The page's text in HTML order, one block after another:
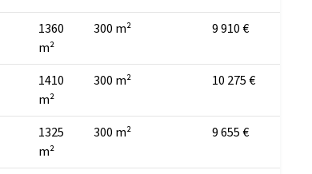
1360
m²
300 m² 9 910 €
1410
m²
300 m² 10 275 €
1325
m²
300 m² 9 655 €